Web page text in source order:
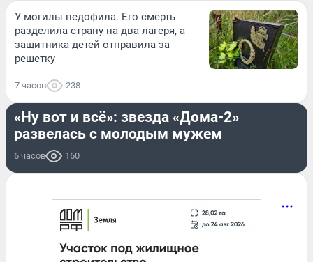
У могилы педофила. Его смерть
разделила страну на два лагеря, а
защитника детей отправила за
решетку
7 часов 238
ОН И ОНА
«Ну вот и всё»: звезда «Дома-2»
развелась с молодым мужем
6 часов 160